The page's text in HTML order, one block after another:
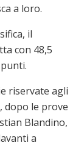
a loro.
il
con 48,5
riservate agli
dopo le prove
Blandino,
a